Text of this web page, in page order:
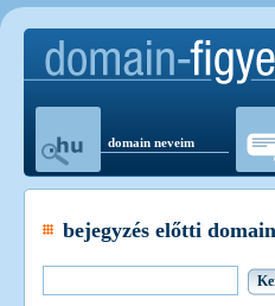
domain neveim
bejegyzés előtti